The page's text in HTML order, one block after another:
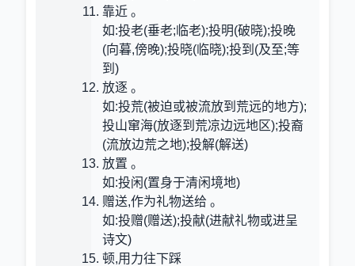
靠近 。
如:投老(垂老;临老);投明(破晓);投晚
(向暮,傍晚);投晓(临晓);投到(及至;等
到)
放逐 。
如:投荒(被迫或被流放到荒远的地方);
投山窜海(放逐到荒凉边远地区);投裔
(流放边荒之地);投解(解送)
放置 。
如:投闲(置身于清闲境地)
赠送,作为礼物送给 。
如:投赠(赠送);投献(进献礼物或进呈
诗文)
顿,用力往下踩